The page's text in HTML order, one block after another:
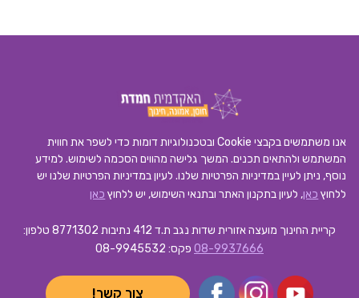
צור קשר!
אנו משתמשים בקבצי Cookie ובטכנולוגיות דומות כדי לשפר את חווית
המשתמש ולהתאים תכנים. המשך גלישה מהווים הסכמה לשימוש. למידע
נוסף, ניתן לעיין במדיניות הפרטיות שלנו.לעיון במדיניות הפרטיות שלנו יש
ללחוץ כאן, לעיון בתקנון האתר ובתנאי השימוש, יש ללחוץ כאן
קריית החינוך מועצה אזורית שדות נגב ת.ד 412 נתיבות 8771302
טלפון:
08-9937666 פקס: 08-9945532